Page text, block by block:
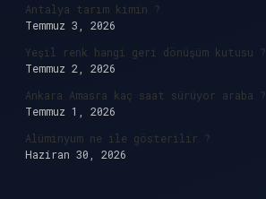
Antalya tarım kimin ?
Temmuz 3, 2026
Yeşil renk hangi geri dönüşüm kutusu ?
Temmuz 2, 2026
Ankara Amasra kaç saat sürüyor araba ?
Temmuz 1, 2026
Alüminyum ne ile gösterilir ?
Haziran 30, 2026